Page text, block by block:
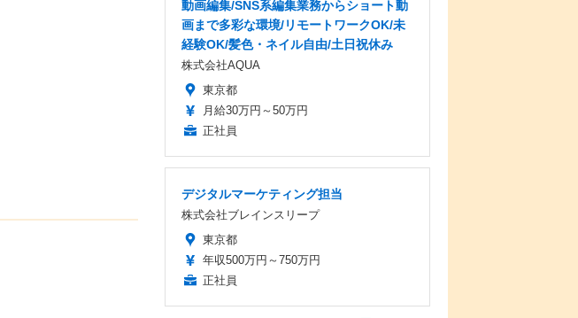
動画編集/SNS系編集業務からショート動
画まで多彩な環境/リモートワークOK/未
経験OK/髪色・ネイル自由/土日祝休み
株式会社AQUA
東京都
月給30万円～50万円
正社員
デジタルマーケティング担当
株式会社ブレインスリープ
東京都
年収500万円～750万円
正社員